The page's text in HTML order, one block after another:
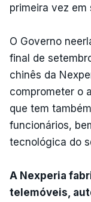
primeira vez em
O Governo
final de
chinês da
comprometer o
que tem
funcionários,
tecnológica do
A Nexperia
telemóveis,